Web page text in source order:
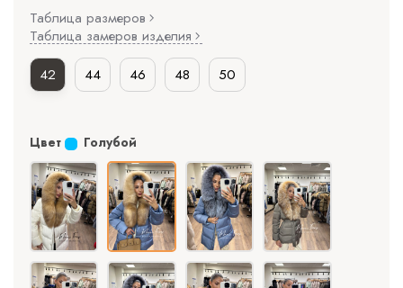
Таблица размеров
Таблица замеров изделия
42
44 46 48 50
Цвет Голубой